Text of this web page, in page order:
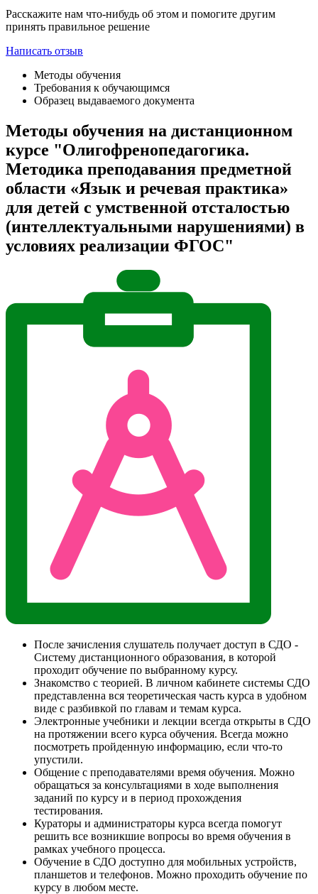
Расскажите нам что-нибудь об этом и помогите другим
принять правильное решение
Написать отзыв
Методы обучения
Требования к обучающимся
Образец выдаваемого документа
Методы обучения на дистанционном
курсе "Олигофренопедагогика.
Методика преподавания предметной
области «Язык и речевая практика»
для детей с умственной отсталостью
(интеллектуальными нарушениями) в
условиях реализации ФГОС"
После зачисления слушатель получает доступ в СДО -
Систему дистанционного образования, в которой
проходит обучение по выбранному курсу.
Знакомство с теорией. В личном кабинете системы СДО
представленна вся теоретическая часть курса в удобном
виде с разбивкой по главам и темам курса.
Электронные учебники и лекции всегда открыты в СДО
на протяжении всего курса обучения. Всегда можно
посмотреть пройденную информацию, если что-то
упустили.
Общение с преподавателями время обучения. Можно
обращаться за консультациями в ходе выполнения
заданий по курсу и в период прохождения
тестирования.
Кураторы и администраторы курса всегда помогут
решить все возникшие вопросы во время обучения в
рамках учебного процесса.
Обучение в СДО доступно для мобильных устройств,
планшетов и телефонов. Можно проходить обучение по
курсу в любом месте.